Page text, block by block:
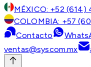
MÉXICO: +52 (614)
COLOMBIA: +57
Contacto
ventas@syscom.mx